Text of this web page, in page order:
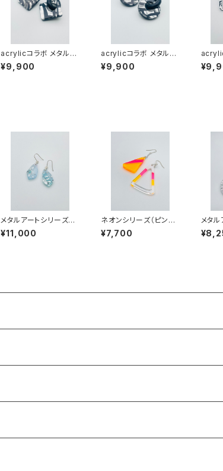
acrylicコラボ メタルシ
リーズ（ブラック系）AM
B-MM24002
¥9,900
acrylicコラボ メタルシ
リーズ（ブラック系）AM
B-MM24001
¥9,900
リーズ
B-
メタルアートシリーズ
（シャーベット系）MS-S
S26006
¥11,000
ネオンシリーズ（ピンク
系）NP-MM22006
¥7,700
メタ
（シャ